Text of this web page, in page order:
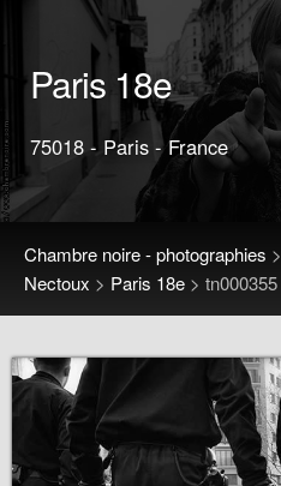
Paris 18e
75018 - Paris - France
Chambre noire - photographies >
Nectoux > Paris 18e > tn000355